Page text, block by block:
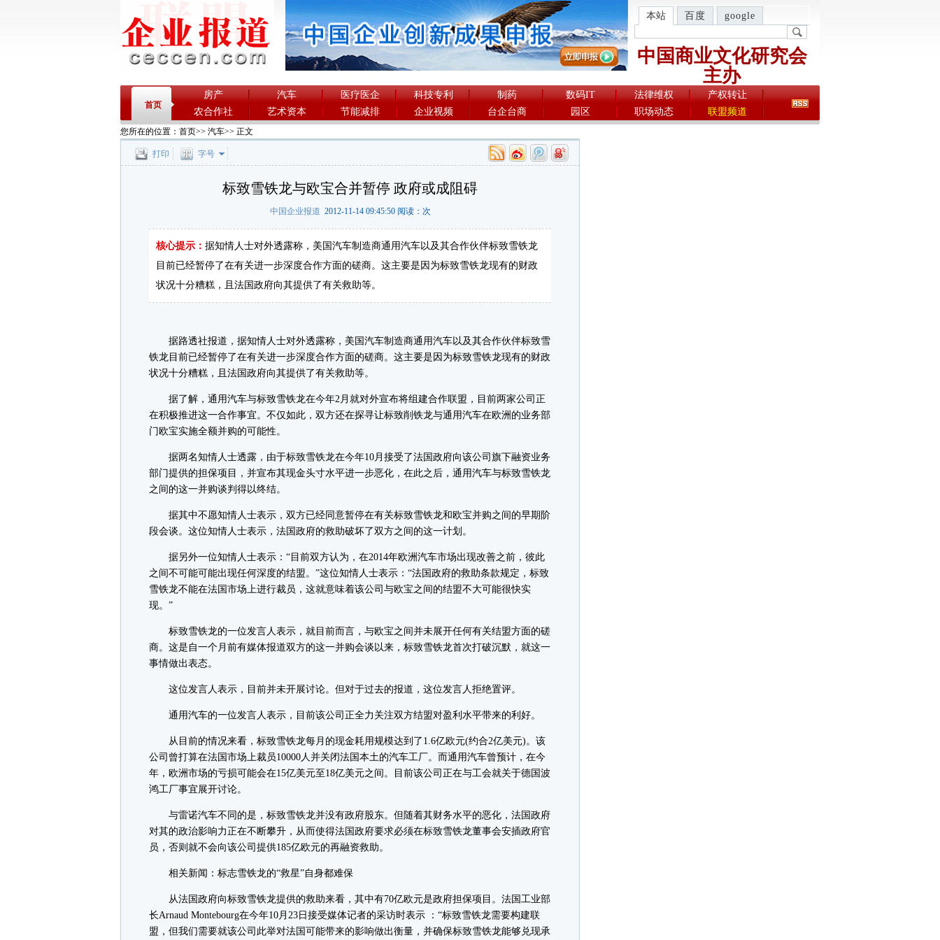
本站 百度 google
中国商业文化研究会
主办
首页
房产 汽车 医疗医企 科技专利 制药 数码IT 法律维权
产权转让
农合作社
艺术资本 节能减排 企业视频 台企台商 园区 职场动态 联盟频道
您所在的位置： 首页>> 汽车>> 正文
打印 字号
标致雪铁龙与欧宝合并暂停 政府或成阻碍
中国企业报道 2012-11-14 09:45:50 阅读： 次
核心提示： 据知情人士对外透露称，美国汽车制造商通用汽车以及其合作伙伴标致雪铁龙
目前已经暂停了在有关进一步深度合作方面的磋商。这主要是因为标致雪铁龙现有的财政
状况十分糟糕，且法国政府向其提供了有关救助等。
据路透社报道，据知情人士对外透露称，美国汽车制造商通用汽车以及其合作伙伴标致雪
铁龙目前已经暂停了在有关进一步深度合作方面的磋商。这主要是因为标致雪铁龙现有的财政
状况十分糟糕，且法国政府向其提供了有关救助等。
据了解，通用汽车与标致雪铁龙在今年2月就对外宣布将组建合作联盟，目前两家公司正
在积极推进这一合作事宜。不仅如此，双方还在探寻让标致削铁龙与通用汽车在欧洲的业务部
门欧宝实施全额并购的可能性。
据两名知情人士透露，由于标致雪铁龙在今年10月接受了法国政府向该公司旗下融资业务
部门提供的担保项目，并宣布其现金头寸水平进一步恶化，在此之后，通用汽车与标致雪铁龙
之间的这一并购谈判得以终结。
据其中不愿知情人士表示，双方已经同意暂停在有关标致雪铁龙和欧宝并购之间的早期阶
段会谈。这位知情人士表示，法国政府的救助破坏了双方之间的这一计划。
据另外一位知情人士表示：“目前双方认为，在2014年欧洲汽车市场出现改善之前，彼此
之间不可能可能出现任何深度的结盟。”这位知情人士表示：“法国政府的救助条款规定，标致
雪铁龙不能在法国市场上进行裁员，这就意味着该公司与欧宝之间的结盟不大可能很快实
现。”
标致雪铁龙的一位发言人表示，就目前而言，与欧宝之间并未展开任何有关结盟方面的磋
商。这是自一个月前有媒体报道双方的这一并购会谈以来，标致雪铁龙首次打破沉默，就这一
事情做出表态。
这位发言人表示，目前并未开展讨论。但对于过去的报道，这位发言人拒绝置评。
通用汽车的一位发言人表示，目前该公司正全力关注双方结盟对盈利水平带来的利好。
从目前的情况来看，标致雪铁龙每月的现金耗用规模达到了1.6亿欧元(约合2亿美元)。该
公司曾打算在法国市场上裁员10000人并关闭法国本土的汽车工厂。而通用汽车曾预计，在今
年，欧洲市场的亏损可能会在15亿美元至18亿美元之间。目前该公司正在与工会就关于德国波
鸿工厂事宜展开讨论。
与雷诺汽车不同的是，标致雪铁龙并没有政府股东。但随着其财务水平的恶化，法国政府
对其的政治影响力正在不断攀升，从而使得法国政府要求必须在标致雪铁龙董事会安插政府官
员，否则就不会向该公司提供185亿欧元的再融资救助。
相关新闻：标志雪铁龙的“救星”自身都难保
从法国政府向标致雪铁龙提供的救助来看，其中有70亿欧元是政府担保项目。法国工业部
长Arnaud Montebourg在今年10月23日接受媒体记者的采访时表示 ：“标致雪铁龙需要构建联
盟，但我们需要就该公司此举对法国可能带来的影响做出衡量，并确保标致雪铁龙能够兑现承